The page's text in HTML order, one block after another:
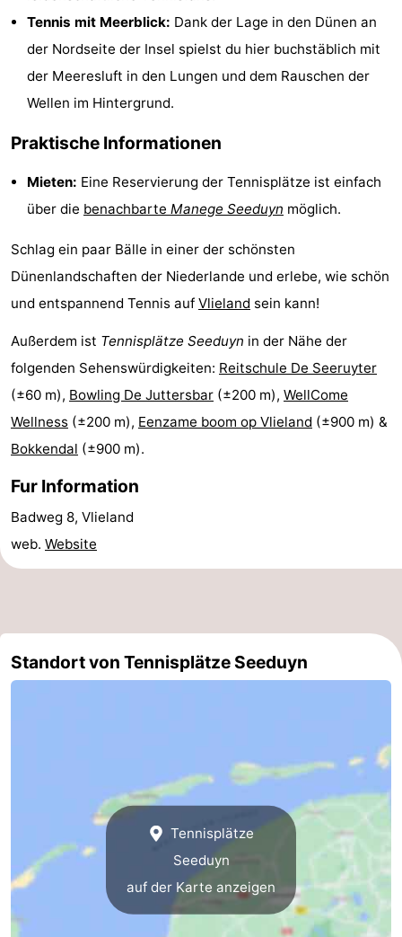
Spielplätze
Natur
-
Wandern
-
Reiten
-
Wattwandern
Sportangeln
Seehunden
Essen
Route
Reisebuchshop
Medizin
Adressen
Region
Friesland
Tennis mit Meerblick: Dank der Lage in den Dünen an
der Nordseite der Insel spielst du hier buchstäblich mit
der Meeresluft in den Lungen und dem Rauschen der
Wellen im Hintergrund.
Praktische Informationen
Mieten: Eine Reservierung der Tennisplätze ist einfach
über die benachbarte Manege Seeduyn möglich.
Schlag ein paar Bälle in einer der schönsten
Dünenlandschaften der Niederlande und erlebe, wie schön
und entspannend Tennis auf Vlieland sein kann!
Außerdem ist Tennisplätze Seeduyn in der Nähe der
folgenden Sehenswürdigkeiten: Reitschule De Seeruyter
(±60 m), Bowling De Juttersbar (±200 m), WellCome
Wellness (±200 m), Eenzame boom op Vlieland (±900 m) &
Bokkendal (±900 m).
Fur Information
Badweg 8, Vlieland
web. Website
Standort von Tennisplätze Seeduyn
Tennisplätze
Seeduyn
auf der Karte anzeigen